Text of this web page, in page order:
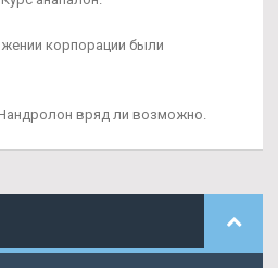
корпорации были
вряд ли возможно.